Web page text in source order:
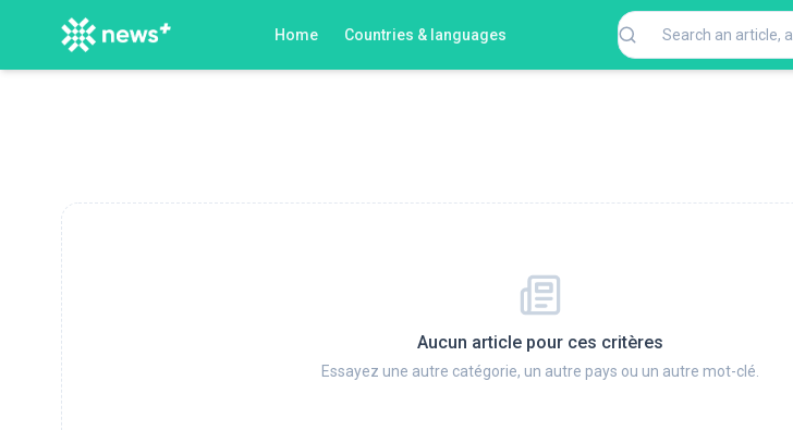
Home Countries & languages
Aucun article pour ces critères
Essayez une autre catégorie, un autre pays ou un autre mot-clé.